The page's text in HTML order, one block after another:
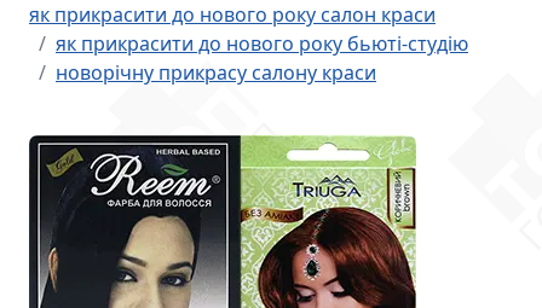
як прикрасити до нового року салон краси
як прикрасити до нового року бьюті-студію
новорічну прикрасу салону краси